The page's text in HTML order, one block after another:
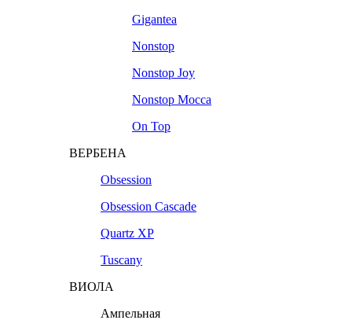
Gigantea
Nonstop
Nonstop Joy
Nonstop Mocca
On Top
ВЕРБЕНА
Obsession
Obsession Cascade
Quartz XP
Tuscany
ВИОЛА
Ампельная